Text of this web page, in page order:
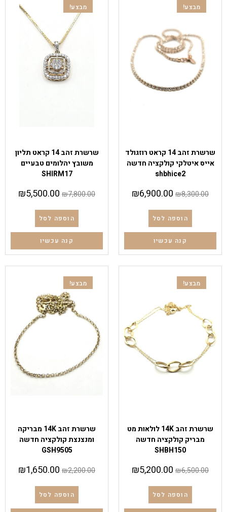
מבצע!
שרשרת זהב 14 קראט רוזגולד
אייס איטלקי קולקציה חדשה
shbhice2
₪8,300.00
₪6,900.00
הוספה לסל
קנה עכשיו
מבצע!
שרשרת זהב 14 קראט תליון
משובץ יהלומים טבעיים
SHIRM17
₪7,800.00
₪5,500.00
הוספה לסל
קנה עכשיו
מבצע!
שרשרת זהב 14K לולאות מט
מבריק קולקציה חדשה
SHBH150
₪6,500.00
₪5,200.00
הוספה לסל
מבצע!
שרשרת זהב 14K מבריקה
ומנצנצת קולקציה חדשה
GSH9505
₪2,200.00
₪1,650.00
הוספה לסל